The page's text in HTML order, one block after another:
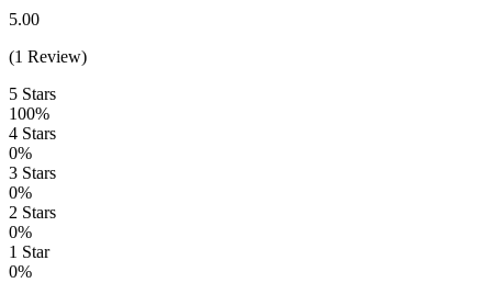
5.00
(1 Review)
5 Stars
100%
4 Stars
0%
3 Stars
0%
2 Stars
0%
1 Star
0%